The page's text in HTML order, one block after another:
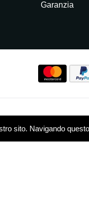
sito. Navigando
Garanzia